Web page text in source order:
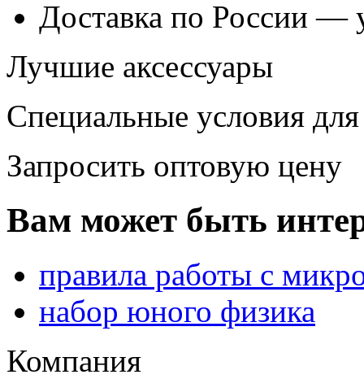
Доставка по России —
Лучшие аксессуары
Специальные условия
Запросить оптовую цену
Вам может быть
правила работы с
набор юного физика
Компания